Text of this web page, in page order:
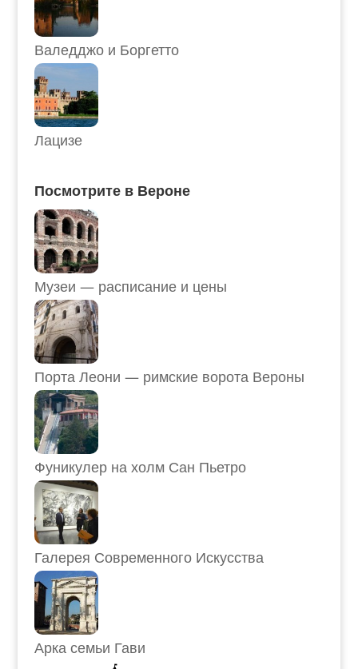
Валедджо и Боргетто
Лацизе
Посмотрите в Вероне
Музеи — расписание и цены
Порта Леони — римские ворота Вероны
Фуникулер на холм Сан Пьетро
Галерея Современного Искусства
Арка семьи Гави